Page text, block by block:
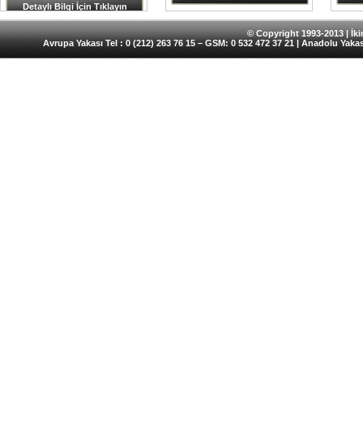
Detaylı Bilgi İçin Tıklayın
© Copyright 1993-2013 |
Avrupa Yakası Tel : 0 (212) 263 76 15 – GSM: 0 532 472 37 21 | Anadolu